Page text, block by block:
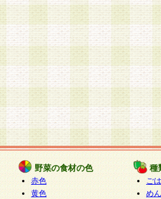
野菜の食材の色
赤色
黄色
種
ご
めん